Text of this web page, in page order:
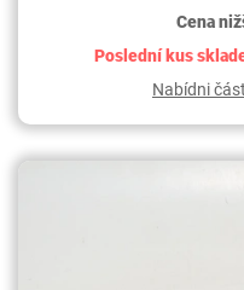
Cena
Poslední kus
Nabídni